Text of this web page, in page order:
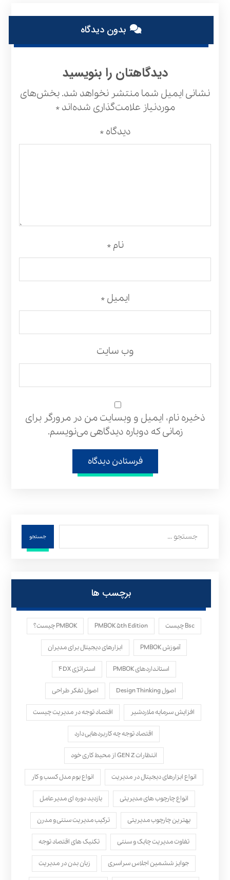
بدون دیدگاه
دیدگاهتان را بنویسید
نشانی ایمیل شما منتشر نخواهد شد.بخش‌های
موردنیاز علامت‌گذاری شده‌اند*
دیدگاه*
نام*
ایمیل*
وب‌ سایت
ذخیره نام، ایمیل و وبسایت من در مرورگر برای
زمانی که دوباره دیدگاهی می‌نویسم.
فرستادن دیدگاه
جستجو
برچسب ها
Bsc چیست PMBOK ۵th Edition PMBOK چیست؟
آموزش PMBOK ابزارهای دیجیتال برای مدیران
استانداردهای PMBOK استراتژی ۴DX
اصول Design Thinking اصول تفکر طراحی
افزایش سرمایه ملاردشیر اقتصاد توجه در مدیریت چیست
اقتصاد توجه چه کاربردهایی دارد
انتظارات GEN Z از محیط کاری خود
انواع ابزارهای دیجیتال در مدیریت انواع بوم مدل کسب‌ و کار
انواع چارچوب های مدیریتی بازدید دوره ای مدیرعامل
بهترین چارچوب مدیریتی ترکیب مدیریت سنتی و مدرن
تفاوت مدیریت چابک و سنتی تکنیک های اقتصاد توجه
جوایز ششمین اجلاس سراسری زبان بدن در مدیریت